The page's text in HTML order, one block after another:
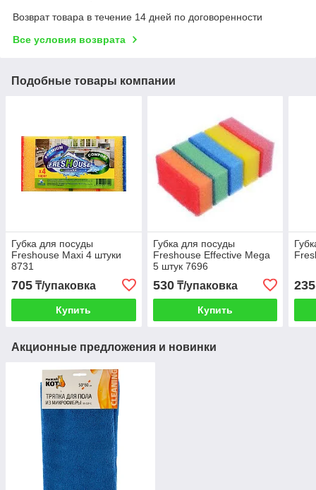
Возврат товара в течение 14 дней по договоренности
Все условия возврата
Подобные товары компании
Губка для посуды
Freshouse Maxi 4 штуки
8731
705 ₸/упаковка
Купить
Губка для посуды
Freshouse Effective Mega
5 штук 7696
530₸/упаковка
Купить
235
Акционные предложения и новинки